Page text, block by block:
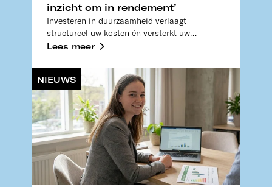
inzicht om in rendement’
Investeren in duurzaamheid verlaagt
structureel uw kosten én versterkt uw
concurrentiepositie. Maar welke
bedrijf?
Lees meer
NIEUWS